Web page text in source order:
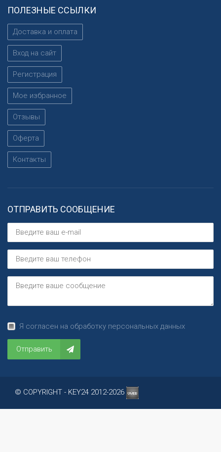
ПОЛЕЗНЫЕ ССЫЛКИ
Доставка и оплата
Вход на сайт
Регистрация
Мое избранное
Отзывы
Оферта
Контакты
ОТПРАВИТЬ СООБЩЕНИЕ
Я согласен на обработку персональных данных
Отправить
© COPYRIGHT - KEY24 2012-2026